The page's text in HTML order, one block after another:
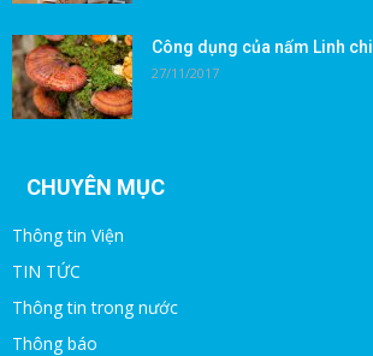
Công dụng của nấm Linh chi
27/11/2017
CHUYÊN MỤC
Thông tin Viện
TIN TỨC
Thông tin trong nước
Thông báo